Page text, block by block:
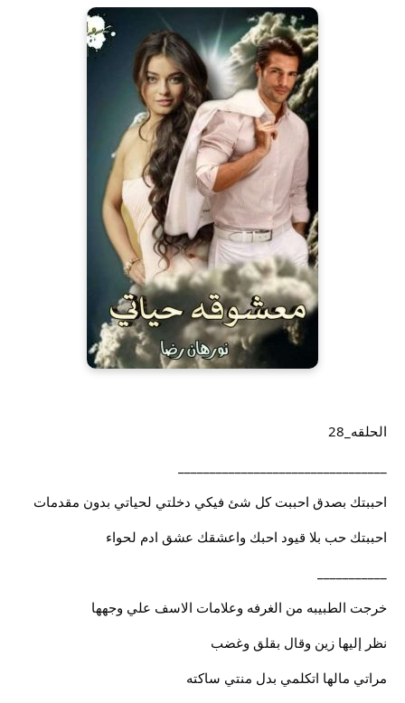
الحلقه_28
احببتك بصدق احببت كل شئ فيكي دخلتي لحياتي بدون مقدمات
احببتك حب بلا قيود احبك واعشقك عشق ادم لحواء
خرجت الطبيبه من الغرفه وعلامات الاسف علي وجهها
نظر إليها زين وقال بقلق وغضب
مراتي مالها اتكلمي بدل منتي ساكته